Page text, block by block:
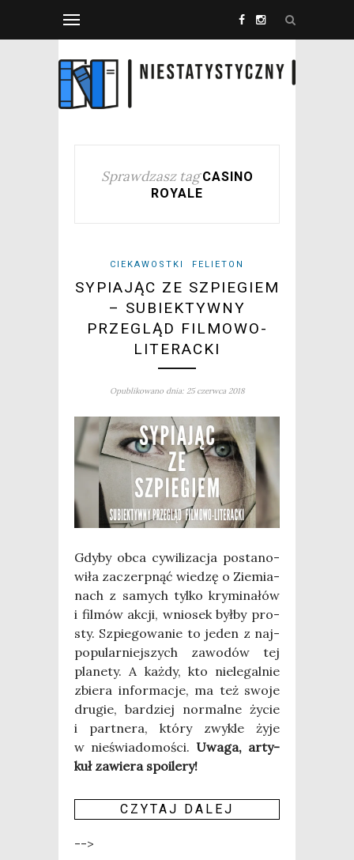
Sprawdzasz tag CASINO
ROYALE
CIEKAWOSTKI FELIETON
SYPIAJĄC ZE SZPIEGIEM
– SUBIEKTYWNY
PRZEGLĄD FILMOWO-
LITERACKI
Opublikowano dnia: 25 czerwca 2018
Gdy­by obca cywi­li­za­cja posta­no­
wi­ła zaczerp­nąć wie­dzę o Zie­mia­
nach z samych tyl­ko kry­mi­na­łów
i fil­mów akcji, wnio­sek był­by pro­
sty. Szpie­go­wa­nie to jeden z naj­
po­pu­lar­niej­szych zawo­dów tej
pla­ne­ty. A każ­dy, kto nie­le­gal­nie
zbie­ra infor­ma­cje, ma też swo­je
dru­gie, bar­dziej nor­mal­ne życie
i part­ne­ra, któ­ry zwy­kle żyje
w nie­świa­do­mo­ści. Uwa­ga, arty­
kuł zawie­ra spo­ile­ry!
CZY­TAJ DALEJ
-->